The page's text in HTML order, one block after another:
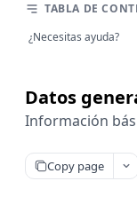
Datos
Información
Copy page
TABLA DE
¿Necesitas ayuda?